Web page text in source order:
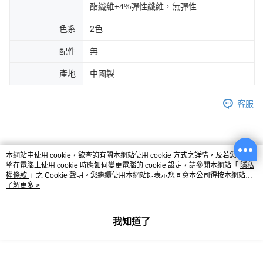
酯纖維+4%彈性纖維，無彈性
色系 2色
配件 無
產地 中國製
客服
商品相關分類 (6) 查看全部
女裝 上衣 上衣全系列
全站排行
本網站中使用 cookie，欲查詢有關本網站使用 cookie 方式之詳情，及若您不希
望在電腦上使用 cookie 時應如何變更電腦的 cookie 設定，請參閱本網站「 隱私
權條款 」之 Cookie 聲明。您繼續使用本網站即表示您同意本公司得按本網站使
用條款之 Cookie 聲明使用 cookie。
了解更多 >
我知道了